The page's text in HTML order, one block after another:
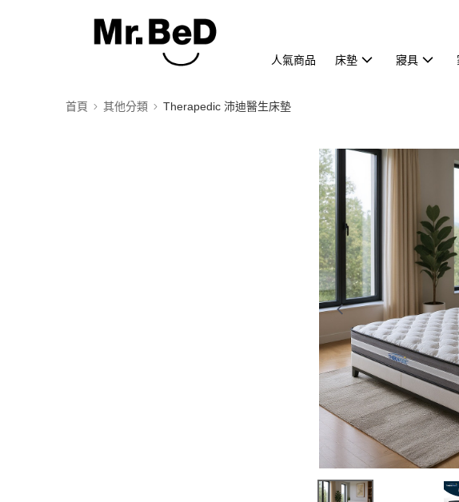
人氣商品 床墊 寢具
首頁 其他分類 Therapedic 沛迪醫生床墊